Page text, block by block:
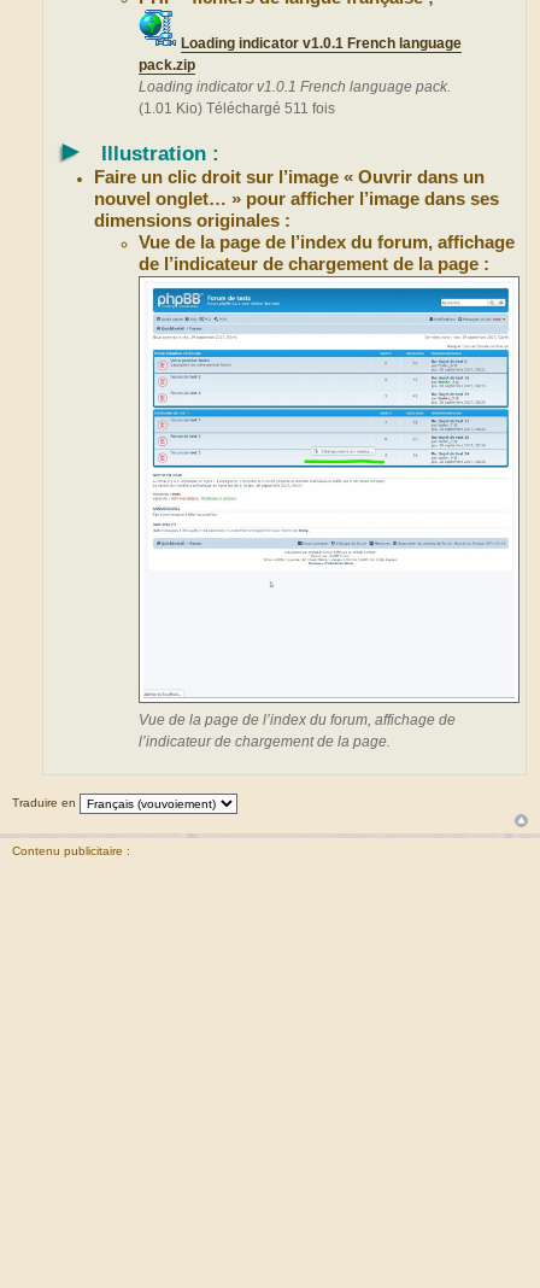
Loading indicator v1.0.1 French language
pack.zip
Loading indicator v1.0.1 French language pack.
(1.01 Kio) Téléchargé 511 fois
► Illustration :
Faire un clic droit sur l’image « Ouvrir dans un
nouvel onglet… » pour afficher l’image dans ses
dimensions originales :
Vue de la page de l’index du forum, affichage
de l’indicateur de chargement de la page :
Vue de la page de l’index du forum, affichage de
l’indicateur de chargement de la page.
Traduire en
Contenu publicitaire :